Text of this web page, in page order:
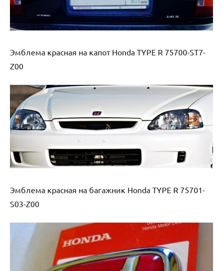
Эмблема красная на капот Honda TYPE R 75700-ST7-
Z00
Эмблема красная на багажник Honda TYPE R 75701-
S03-Z00